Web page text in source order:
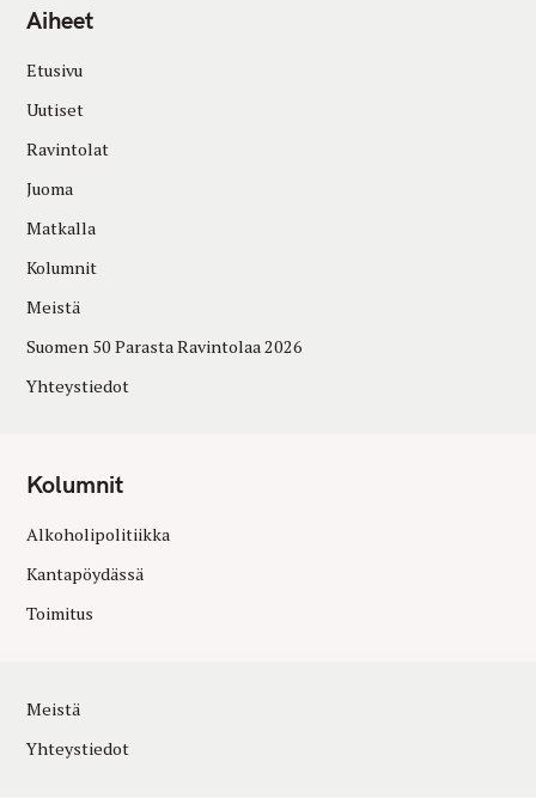
Aiheet
Etusivu
Uutiset
Ravintolat
Juoma
Matkalla
Kolumnit
Meistä
Suomen 50 Parasta Ravintolaa 2026
Yhteystiedot
Kolumnit
Alkoholipolitiikka
Kantapöydässä
Toimitus
Meistä
Yhteystiedot